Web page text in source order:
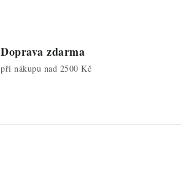
Doprava zdarma
při nákupu nad 2500 Kč